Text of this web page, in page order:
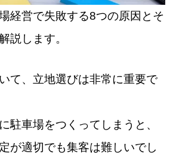
経営で失敗する8つの原因とそ
説します。
て、立地選びは非常に重要で
駐車場をつくってしまうと、
が適切でも集客は難しいでし